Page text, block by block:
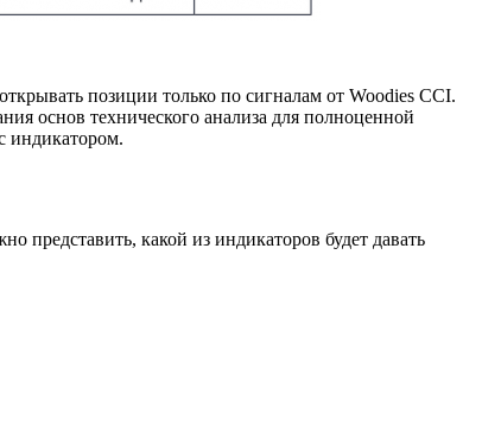
позиции только по сигналам от Woodies CCI.
основ технического анализа для полноценной
индикатором.
представить, какой из индикаторов будет давать